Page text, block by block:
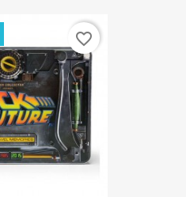
favorite_border